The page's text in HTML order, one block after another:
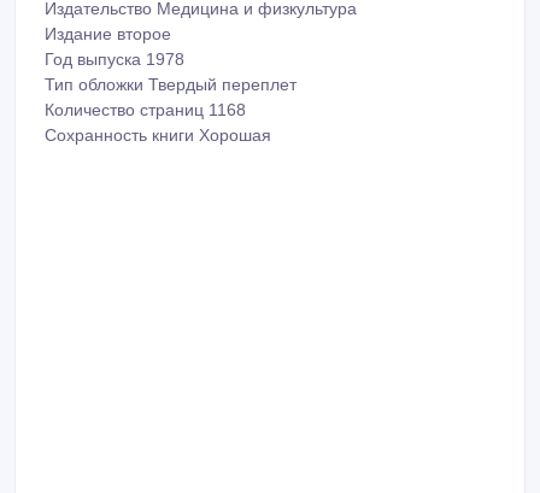
Автор Георги Д. Арнаудов
Издательство Медицина и физкультура
Издание второе
Год выпуска 1978
Тип обложки Твердый переплет
Количество страниц 1168